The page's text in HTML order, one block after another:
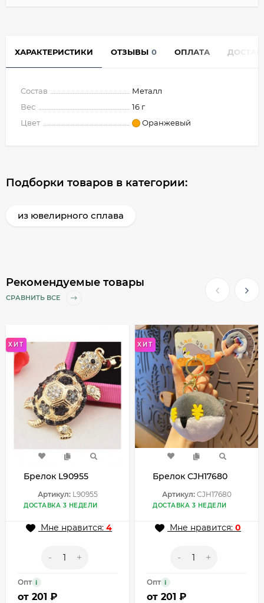
ХАРАКТЕРИСТИКИ ОТЗЫВЫ 0 ОПЛАТА
Состав
Металл
Вес
16 г
Цвет
Оранжевый
Подборки товаров в категории:
из ювелирного сплава
Рекомендуемые товары
СРАВНИТЬ ВСЕ
ХИТ
Брелок L90955
Артикул:L90955
ДОСТАВКА 3 НЕДЕЛИ
Мне нравится: 4
- +
Опт i
от 201 ₽
ХИТ
Брелок CJH17680
Артикул:CJH17680
ДОСТАВКА 3 НЕДЕЛИ
Мне нравится: 0
- +
Опт i
от 201 ₽